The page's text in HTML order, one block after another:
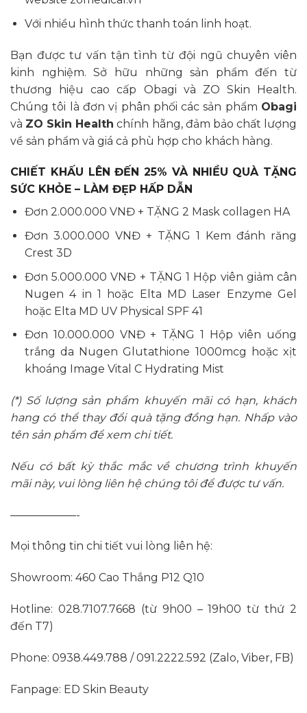
Với nhiều hình thức thanh toán linh hoạt.
Bạn được tư vấn tận tình từ đội ngũ chuyên viên
kinh nghiệm. Sở hữu những sản phẩm đến từ
thương hiệu cao cấp Obagi và ZO Skin Health.
Chúng tôi là đơn vị phân phối các sản phẩm Obagi
và ZO Skin Health chính hãng, đảm bảo chất lượng
về sản phẩm và giá cả phù hợp cho khách hàng.
CHIẾT KHẤU LÊN ĐẾN 25% VÀ NHIỀU QUÀ TẶNG
SỨC KHỎE – LÀM ĐẸP HẤP DẪN
Đơn 2.000.000 VNĐ + TẶNG 2 Mask collagen HA
Đơn 3.000.000 VNĐ + TẶNG 1 Kem đánh răng
Crest 3D
Đơn 5.000.000 VNĐ + TẶNG 1 Hộp viên giảm cân
Nugen 4 in 1 hoặc Elta MD Laser Enzyme Gel
hoặc Elta MD UV Physical SPF 41
Đơn 10.000.000 VNĐ + TẶNG 1 Hộpviên uống
trắng da Nugen Glutathione 1000mcg hoặcxịt
khoáng Image Vital C Hydrating Mist
(*) Số lượng sản phẩm khuyến mãi có hạn, khách
hang có thể thay đổi quà tặng đồng hạn. Nhấp vào
tên sản phẩm để xem chi tiết.
Nếu có bất kỳ thắc mắc về chương trình khuyến
mãi này, vui lòng liên hệ chúng tôi để được tư vấn.
——————-
Mọi thông tin chi tiết vui lòng liên hệ:
Showroom: 460 Cao Thắng P12 Q10
Hotline: 028.7107.7668 (từ 9h00 – 19h00 từ thứ 2
đến T7)
Phone: 0938.449.788 / 091.2222.592 (Zalo, Viber, FB)
Fanpage: ED Skin Beauty